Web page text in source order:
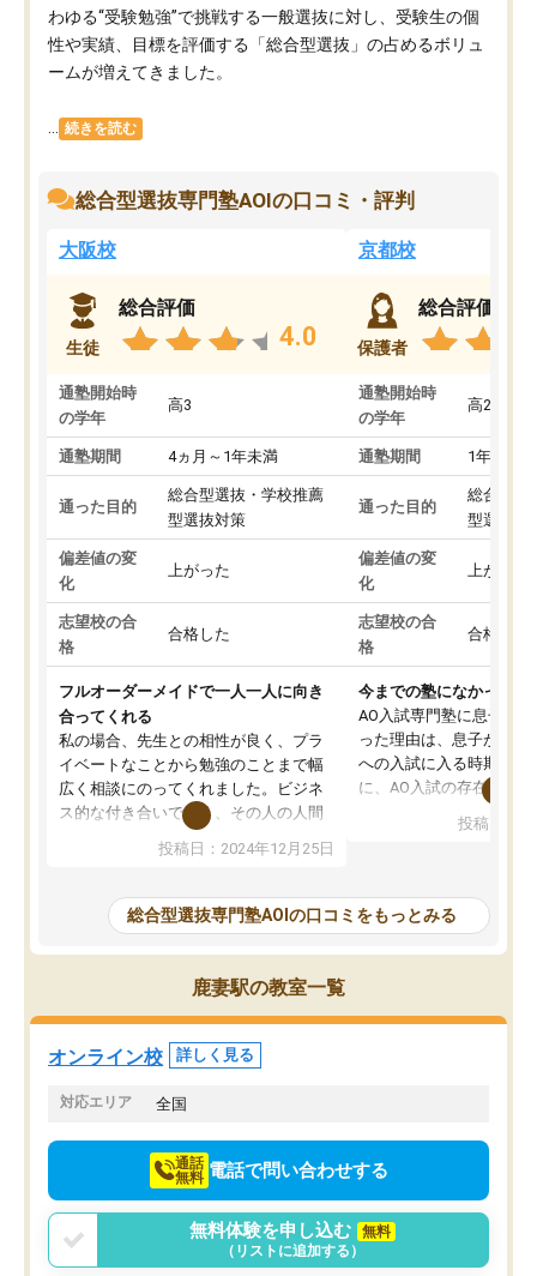
わゆる“受験勉強”で挑戦する一般選抜に対し、受験生の個
性や実績、目標を評価する「総合型選抜」の占めるボリュ
ームが増えてきました。
続きを読む
総合型選抜専門塾AOIの口コミ・評判
大阪校
生徒
総合評価
4.0
通塾開始時
の学年
高3
通塾期間 4ヵ月～1年未満
通った目的
総合型選抜・学校推薦
型選抜対策
偏差値の変
化
上がった
志望校の合
格
合格した
フルオーダーメイドで一人一人に向き
合ってくれる
私の場合、先生との相性が良く、プラ
イベートなことから勉強のことまで幅
広く相談にのってくれました。ビジネ
ス的な付き合いでなく、その人の人間
性までを適切に把握し、むきあってい
るなぁと強く感じることできました。
と相談すると、他の先生も紹介してく
ださり、客観的なアドバイスもいただ
くことができました（志望理由・自己
PR等の添削において）。そして、なに
より自習室が解放されている点がよか
ったです。友達と好きな時間に自習
し、お互いを高めあえる環境がありま
投稿日：2024年12月25日
京都校
保護者
総合評価
通塾開始時
の学年
高2
通塾期間 1年以上
通った目的
総合型選
型選抜対
偏差値の変
化
上がった
志望校の合
格
合格した
今までの塾になかった
AO入試専門塾に息子を
った理由は、息子が高校
への入試に入る時期に差
に、AO入試の存在を息
たことから、AOIに入塾
で、AO入試を改めて知
それに対しての具体的な
ことでした。更に子供の
けてらっしゃいますので
投稿日：
総合型選抜専門塾AOIの口コミをもっとみる
鹿妻駅の教室一覧
オンライン校 詳しく見る
対応エリア 全国
通話
無料 電話で問い合わせする
無料体験を申し込む
無料
（リストに追加する）